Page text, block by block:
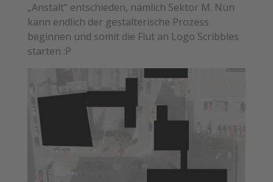
„Anstalt“ entschieden, nämlich Sektor M. Nun
kann endlich der gestalterische Prozess
beginnen und somit die Flut an Logo Scribbles
starten :P